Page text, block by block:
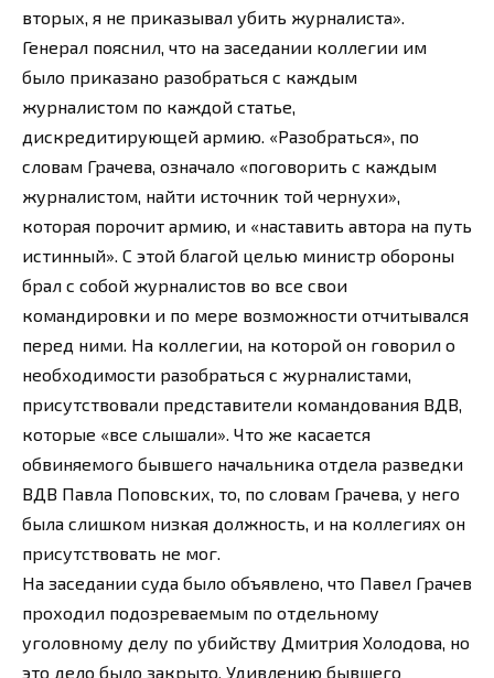
вторых, я не приказывал убить журналиста».
Генерал пояснил, что на заседании коллегии им
было приказано разобраться с каждым
журналистом по каждой статье,
дискредитирующей армию. «Разобраться», по
словам Грачева, означало «поговорить с каждым
журналистом, найти источник той чернухи»,
которая порочит армию, и «наставить автора на путь
истинный». С этой благой целью министр обороны
брал с собой журналистов во все свои
командировки и по мере возможности отчитывался
перед ними. На коллегии, на которой он говорил о
необходимости разобраться с журналистами,
присутствовали представители командования ВДВ,
которые «все слышали». Что же касается
обвиняемого бывшего начальника отдела разведки
ВДВ Павла Поповских, то, по словам Грачева, у него
была слишком низкая должность, и на коллегиях он
присутствовать не мог.
На заседании суда было объявлено, что Павел Грачев
проходил подозреваемым по отдельному
уголовному делу по убийству Дмитрия Холодова, но
это дело было закрыто. Удивлению бывшего